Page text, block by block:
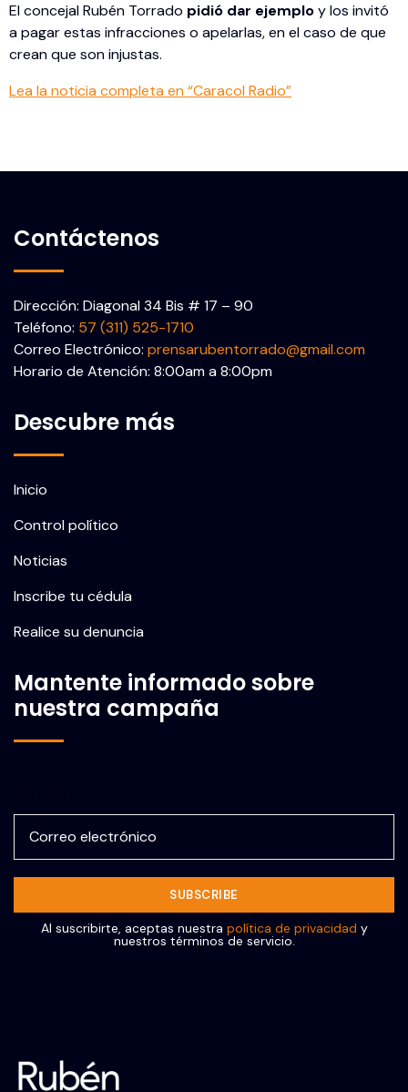
El concejal Rubén Torrado pidió dar ejemploy los invitó
a pagar estas infracciones o apelarlas, en el caso de que
crean que son injustas.
Lea la noticia completa en “Caracol Radio”
Contáctenos
Dirección: Diagonal 34 Bis # 17 – 90
Teléfono: 57 (311) 525-1710
Correo Electrónico: prensarubentorrado@gmail.com
Horario de Atención: 8:00am a 8:00pm
Descubre más
Inicio
Control político
Noticias
Inscribe tu cédula
Realice su denuncia
Mantente informado sobre
nuestra campaña
Al suscribirte, aceptas nuestra política de privacidad y
nuestros términos de servicio.